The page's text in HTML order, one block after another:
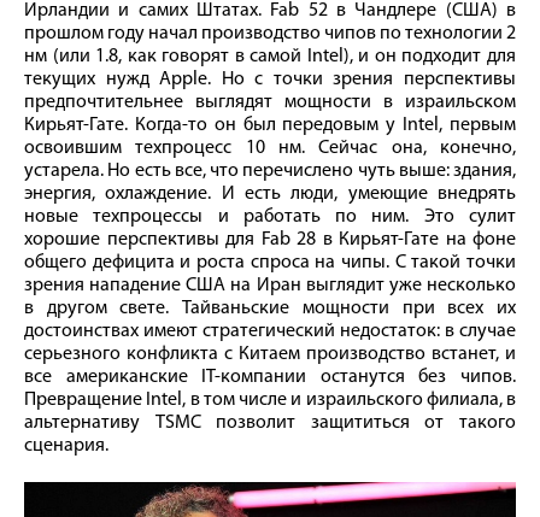
Ирландии и самих Штатах. Fab 52 в Чандлере (США) в
прошлом году начал производство чипов по технологии 2
нм (или 1.8, как говорят в самой Intel), и он подходит для
текущих нужд Apple. Но с точки зрения перспективы
предпочтительнее выглядят мощности в израильском
Кирьят-Гате. Когда-то он был передовым у Intel, первым
освоившим техпроцесс 10 нм. Сейчас она, конечно,
устарела. Но есть все, что перечислено чуть выше: здания,
энергия, охлаждение. И есть люди, умеющие внедрять
новые техпроцессы и работать по ним. Это сулит
хорошие перспективы для Fab 28 в Кирьят-Гате на фоне
общего дефицита и роста спроса на чипы. С такой точки
зрения нападение США на Иран выглядит уже несколько
в другом свете. Тайваньские мощности при всех их
достоинствах имеют стратегический недостаток: в случае
серьезного конфликта с Китаем производство встанет, и
все американские IT-компании останутся без чипов.
Превращение Intel, в том числе и израильского филиала, в
альтернативу TSMC позволит защититься от такого
сценария.